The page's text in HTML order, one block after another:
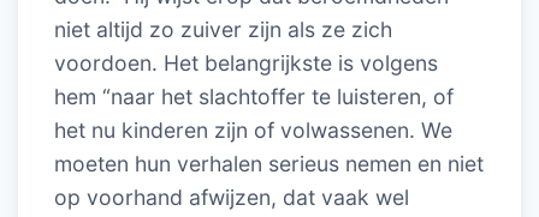
niet altijd zo zuiver zijn als ze zich
voordoen. Het belangrijkste is volgens
hem “naar het slachtoffer te luisteren, of
het nu kinderen zijn of volwassenen. We
moeten hun verhalen serieus nemen en niet
op voorhand afwijzen, dat vaak wel